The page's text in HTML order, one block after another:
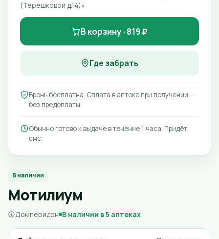
В наличии
Мотилиум
Домперидон В наличии в 5 аптеках
(Терешковой д.14)»
В корзину · 819 ₽
Где забрать
Бронь бесплатна. Оплата в аптеке при получении —
без предоплаты.
Обычно готово к выдаче в течение 1 часа. Придёт
смс.